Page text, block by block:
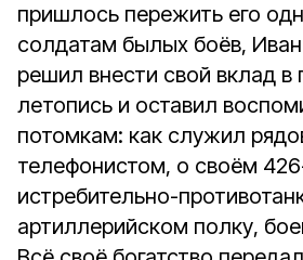
пришлось пережить его
солдатам былых боёв,
решил внести свой вклад в
летопись и оставил
потомкам: как служил
телефонистом, о своём
истребительно-
артиллерийском полку,